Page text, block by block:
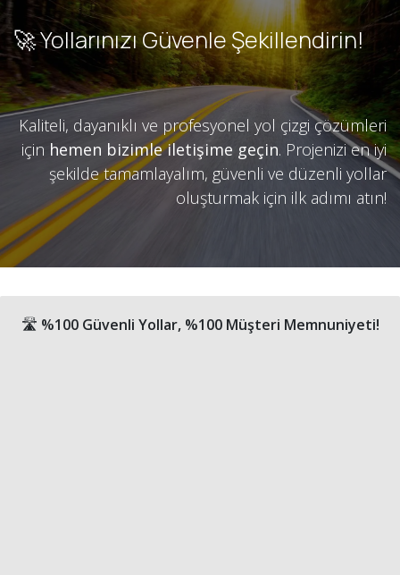
🚀 Yollarınızı Güvenle Şekillendirin!
Kaliteli, dayanıklı ve profesyonel yol çizgi çözümleri
için hemen bizimle iletişime geçin. Projenizi en iyi
şekilde tamamlayalım, güvenli ve düzenli yollar
oluşturmak için ilk adımı atın!
🛣 %100 Güvenli Yollar, %100 Müşteri Memnuniyeti!